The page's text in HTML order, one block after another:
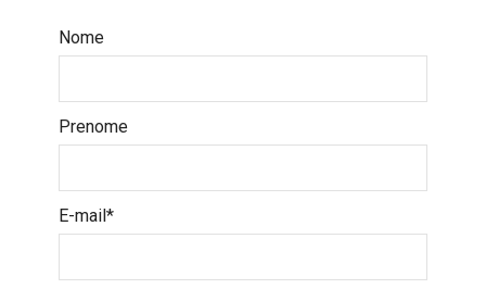
Nome
Prenome
E-mail*